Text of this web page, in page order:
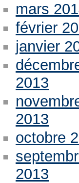
mars
février
janvier
2013
2013
octobre
2013